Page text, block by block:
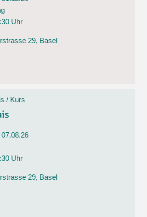
Uhr
29, Basel
/ Kurs
Uhr
29, Basel